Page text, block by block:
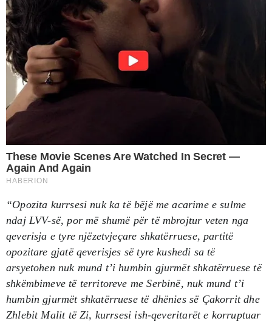
“Opozita kurrsesi nuk ka të bëjë me acarime e sulme
ndaj LVV-së, por më shumë për të mbrojtur veten nga
qeverisja e tyre njëzetvjeçare shkatërruese, partitë
opozitare gjatë qeverisjes së tyre kushedi sa të
arsyetohen nuk mund t’i humbin gjurmët shkatërruese të
shkëmbimeve të territoreve me Serbinë, nuk mund t’i
humbin gjurmët shkatërruese të dhënies së Çakorrit dhe
Zhlebit Malit të Zi, kurrsesi ish-qeveritarët e korruptuar